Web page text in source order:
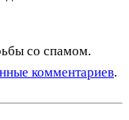
со спамом.
комментариев.